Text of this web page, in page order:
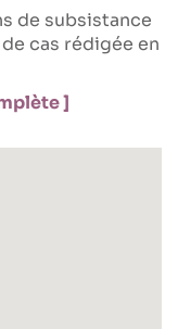
de subsistance
cas rédigée en
]